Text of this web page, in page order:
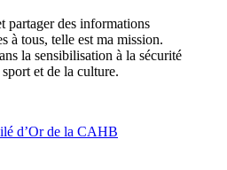
partager des informations
à tous, telle est ma mission.
la sensibilisation à la sécurité
et de la culture.
d’Or de la CAHB